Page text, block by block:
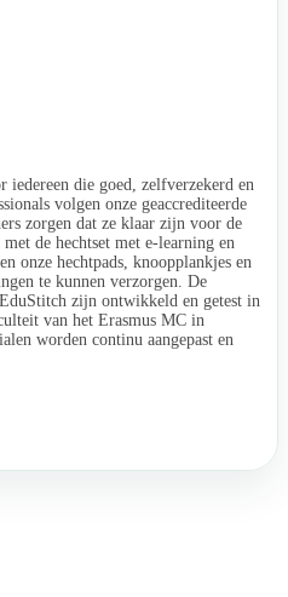
die goed, zelfverzekerd en
volgen onze geaccrediteerde
zorgen dat ze klaar zijn voor de
de hechtset met e-learning en
onze hechtpads, knoopplankjes en
te kunnen verzorgen. De
zijn ontwikkeld en getest in
van het Erasmus MC in
worden continu aangepast en